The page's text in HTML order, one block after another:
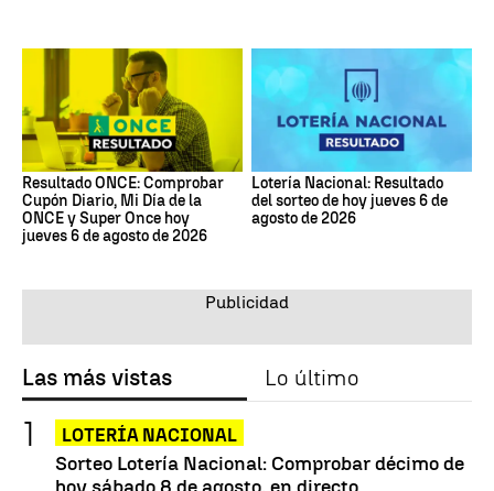
Resultado ONCE: Comprobar
Cupón Diario, Mi Día de la
ONCE y Super Once hoy
jueves 6 de agosto de 2026
Lotería Nacional: Resultado
del sorteo de hoy jueves 6 de
agosto de 2026
Las más vistas Lo último
LOTERÍA NACIONAL
Sorteo Lotería Nacional: Comprobar décimo de